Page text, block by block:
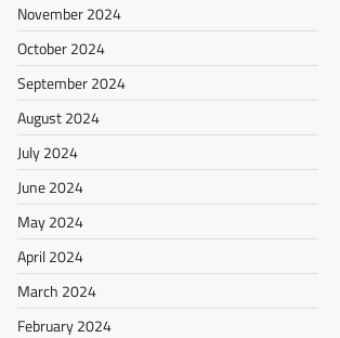
November 2024
October 2024
September 2024
August 2024
July 2024
June 2024
May 2024
April 2024
March 2024
February 2024